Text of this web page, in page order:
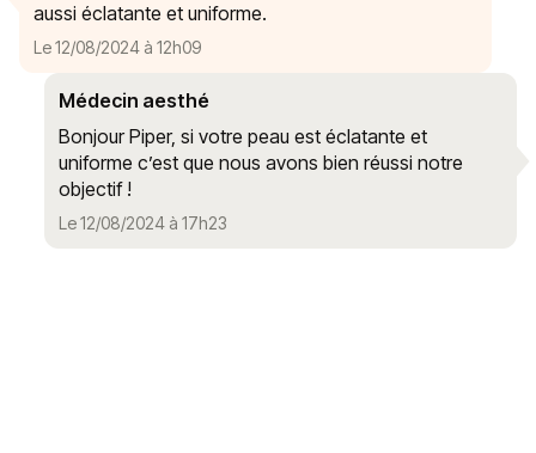
aussi éclatante et uniforme.
Le 12/08/2024 à 12h09
Médecin aesthé
Bonjour Piper, si votre peau est éclatante et
uniforme c’est que nous avons bien réussi notre
objectif !
Le 12/08/2024 à 17h23